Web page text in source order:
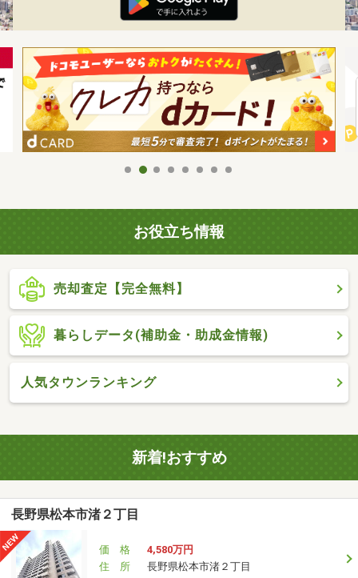
お役立ち情報
売却査定【完全無料】
暮らしデータ(補助金・助成金情報)
人気タウンランキング
新着!おすすめ
長野県松本市渚２丁目
価 格
4,580万円
住 所
長野県松本市渚２丁目